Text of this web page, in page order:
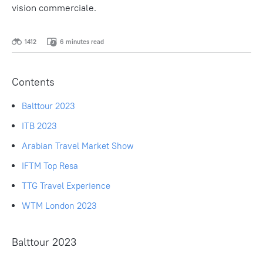
vision commerciale.
1412 6 minutes read
Contents
Balttour 2023
ITB 2023
Arabian Travel Market Show
IFTM Top Resa
TTG Travel Experience
WTM London 2023
Balttour 2023